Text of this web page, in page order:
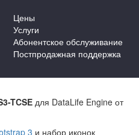
Цены
Услуги
Абонентское обслуживание
Постпродажная поддержка
TCSEдля DataLife Engine от
3 и набор иконок